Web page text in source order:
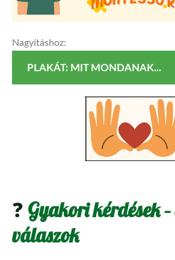
Nagyításhoz:
PLAKÁT: MIT MONDANAK...
❓ Gyakori kérdések –
válaszok